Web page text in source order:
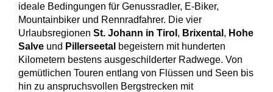
ideale Bedingungen für Genussradler, E-Biker,
Mountainbiker und Rennradfahrer. Die vier
Urlaubsregionen St. Johann in Tirol , Brixental , Hohe
Salve und Pillerseetal begeistern mit hunderten
Kilometern bestens ausgeschilderter Radwege. Von
gemütlichen Touren entlang von Flüssen und Seen bis
hin zu anspruchsvollen Bergstrecken mit